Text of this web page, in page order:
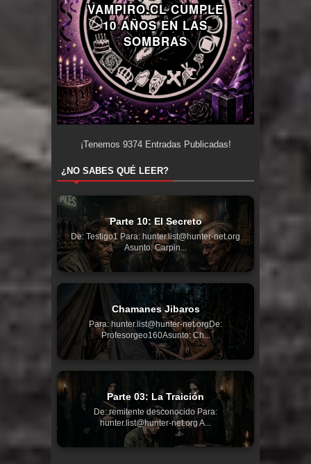
VAMPIRO.CL CUMPLE
10 AÑOS EN LAS
SOMBRAS
¡Tenemos 9374Entradas Publicadas!
¿NO SABES QUÉ LEER?
Parte 10: El Secreto
De: Testigo1 Para: hunter.list@hunter-net.org
Asunto: Carpin...
Chamanes Jibaros
Para: hunter.list@hunter-net.orgDe:
Profesorgeo160Asunto: Ch...
Parte 03: La Traición
De: remitente desconocido Para:
hunter.list@hunter-net.org A...